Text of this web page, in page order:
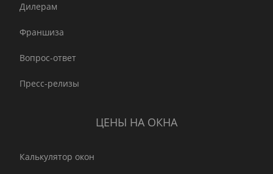
Дилерам
Франшиза
Вопрос-ответ
Пресс-релизы
ЦЕНЫ НА ОКНА
Калькулятор окон